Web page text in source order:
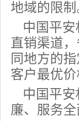
地域的限制
中国平
直销渠道
同地方的
客户最优价
中国平
廉、服务